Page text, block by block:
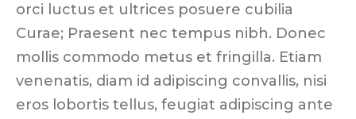
orci luctus et ultrices posuere cubilia
Curae; Praesent nec tempus nibh. Donec
mollis commodo metus et fringilla. Etiam
venenatis, diam id adipiscing convallis, nisi
eros lobortis tellus, feugiat adipiscing ante